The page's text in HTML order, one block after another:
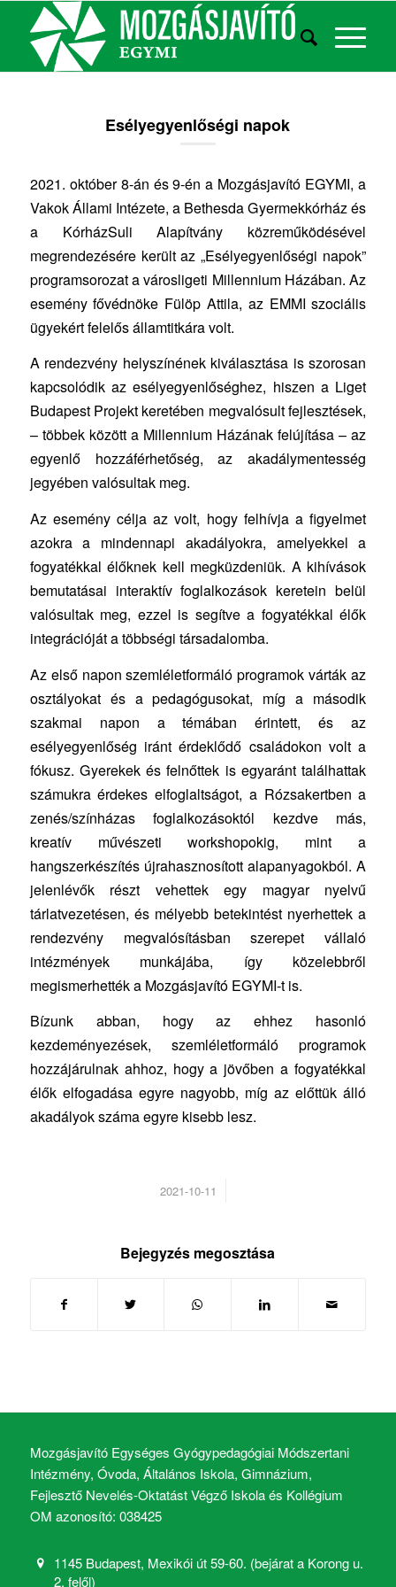
Esélyegyenlőségi napok
2021. október 8-án és 9-én a Mozgásjavító EGYMI, a
Vakok Állami Intézete, a Bethesda Gyermekkórház és
a KórházSuli Alapítvány közreműködésével
megrendezésére került az „Esélyegyenlőségi napok”
programsorozat a városligeti Millennium Házában. Az
esemény fővédnöke Fülöp Attila, az EMMI szociális
ügyekért felelős államtitkára volt.
A rendezvény helyszínének kiválasztása is szorosan
kapcsolódik az esélyegyenlőséghez, hiszen a Liget
Budapest Projekt keretében megvalósult fejlesztések,
– többek között a Millennium Házának felújítása – az
egyenlő hozzáférhetőség, az akadálymentesség
jegyében valósultak meg.
Az esemény célja az volt, hogy felhívja a figyelmet
azokra a mindennapi akadályokra, amelyekkel a
fogyatékkal élőknek kell megküzdeniük. A kihívások
bemutatásai interaktív foglalkozások keretein belül
valósultak meg, ezzel is segítve a fogyatékkal élők
integrációját a többségi társadalomba.
Az első napon szemléletformáló programok várták az
osztályokat és a pedagógusokat, míg a második
szakmai napon a témában érintett, és az
esélyegyenlőség iránt érdeklődő családokon volt a
fókusz. Gyerekek és felnőttek is egyaránt találhattak
számukra érdekes elfoglaltságot, a Rózsakertben a
zenés/színházas foglalkozásoktól kezdve más,
kreatív művészeti workshopokig, mint a
hangszerkészítés újrahasznosított alapanyagokból. A
jelenlévők részt vehettek egy magyar nyelvű
tárlatvezetésen, és mélyebb betekintést nyerhettek a
rendezvény megvalósításban szerepet vállaló
intézmények munkájába, így közelebbről
megismerhették a Mozgásjavító EGYMI-t is.
Bízunk abban, hogy az ehhez hasonló
kezdeményezések, szemléletformáló programok
hozzájárulnak ahhoz, hogy a jövőben a fogyatékkal
élők elfogadása egyre nagyobb, míg az előttük álló
akadályok száma egyre kisebb lesz.
2021-10-11
/
Bejegyzés megosztása
Mozgásjavító Egységes Gyógypedagógiai Módszertani
Intézmény, Óvoda, Általános Iskola, Gimnázium,
Fejlesztő Nevelés-Oktatást Végző Iskola és Kollégium
OM azonosító: 038425
1145 Budapest, Mexikói út 59-60. (bejárat a Korong u.
2. felől)